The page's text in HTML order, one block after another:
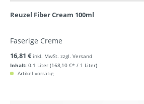
Reuzel Fiber Cream 100ml
Faserige Creme
Inhalt: 0.1 Liter (168,10 €* / 1 Liter)
16,81 € inkl. MwSt. zzgl. Versand
Artikel vorrätig